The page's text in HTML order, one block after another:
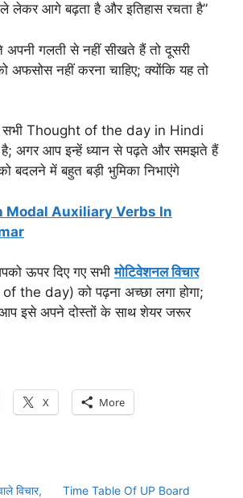
लेकर आगे बढ़ता है और इतिहास रचता है”
गलती से नहीं सीखते हैं तो दूसरी
अफसोस नहीं करना चाहिए; क्योंकि यह तो
सभी Thought of the day in Hindi
है; अगर आप इन्हें ध्यान से पढ़ते और समझते हैं
बदलने में बहुत बड़ी भुमिका निभाएंगे
Modal Auxiliary Verbs In
ऊपर दिए गए सभीमोटिवेशनल विचार
the day) को पढ़ना अच्छा लगा होगा;
आप इसे अपने दोस्तों के साथ शेयर जरूर
X More
विचार,
Time Table Of UP Board